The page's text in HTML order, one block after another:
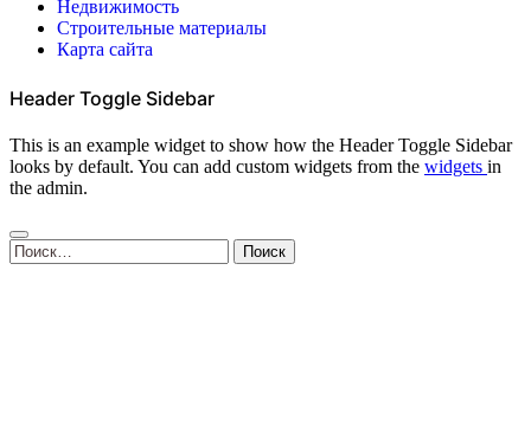
Недвижимость
Строительные материалы
Карта сайта
Header Toggle Sidebar
This is an example widget to show how the Header Toggle Sidebar
looks by default. You can add custom widgets from the widgets in
the admin.
Найти: